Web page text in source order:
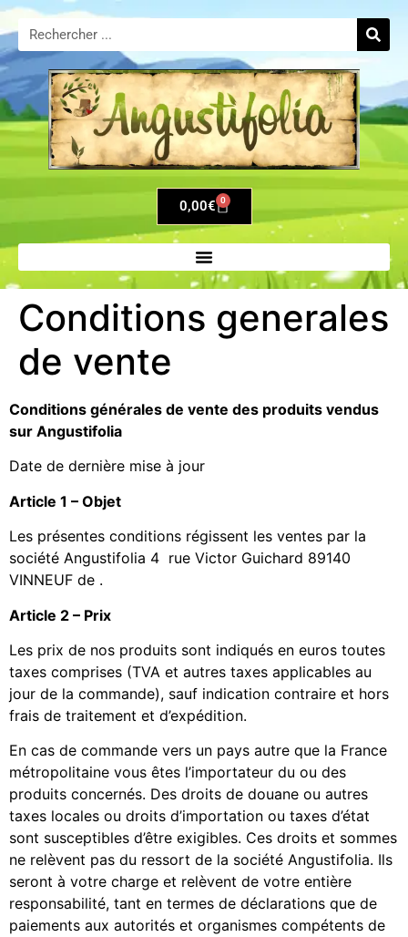
0,00€ 0
Conditions generales
de vente
Conditions générales de vente des produits vendus
sur Angustifolia
Date de dernière mise à jour
Article 1 – Objet
Les présentes conditions régissent les ventes par la
société Angustifolia 4 rue Victor Guichard 89140
VINNEUF de .
Article 2 – Prix
Les prix de nos produits sont indiqués en euros toutes
taxes comprises (TVA et autres taxes applicables au
jour de la commande), sauf indication contraire et hors
frais de traitement et d’expédition.
En cas de commande vers un pays autre que la France
métropolitaine vous êtes l’importateur du ou des
produits concernés. Des droits de douane ou autres
taxes locales ou droits d’importation ou taxes d’état
sont susceptibles d’être exigibles. Ces droits et sommes
ne relèvent pas du ressort de la société Angustifolia. Ils
seront à votre charge et relèvent de votre entière
responsabilité, tant en termes de déclarations que de
paiements aux autorités et organismes compétents de